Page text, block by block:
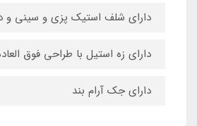
دارای شلف استیک پزی و سینی و
دارای زه استیل با طراحی فوق
دارای جک آرام بند